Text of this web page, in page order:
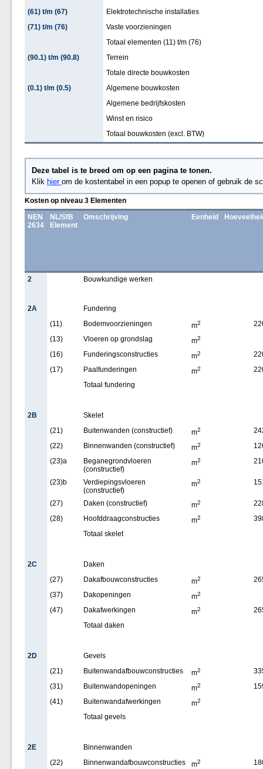
(61) t/m (67)
Elektrotechnische installaties
(71) t/m (76)
Vaste voorzieningen
Totaal elementen (11) t/m (76)
(90.1) t/m (90.8)
Terrein
Totale directe bouwkosten
(0.1) t/m (0.5)
Algemene bouwkosten
Algemene bedrijfskosten
Winst en risico
Totaal bouwkosten (excl. BTW)
Deze tabel is te breed om op een pagina te tonen.
Klik hier om de kostentabel in een popup te openen of gebruik de
Kosten op niveau 3 Elementen
NEN
2634
NL/SfB
Element
Omschrijving Eenheid
2 Bouwkundige werken
2A
Fundering
(11)
Bodemvoorzieningen m2
(13)
Vloeren op grondslag m2
(16) Funderingsconstructies m2
(17)
Paalfunderingen m2
Totaal fundering
2B
Skelet
(21)
Buitenwanden (constructief) m2
(22)
Binnenwanden (constructief) m2
(23)a
Beganegrondvloeren
(constructief)
m2
(23)b
Verdiepingsvloeren
(constructief)
m2
(27) Daken (constructief) m2
(28)
Hoofddraagconstructies m2
Totaal skelet
2C
Daken
(27)
Dakafbouwconstructies m2
(37)
Dakopeningen m2
(47) Dakafwerkingen m2
Totaal daken
2D
Gevels
(21)
Buitenwandafbouwconstructies m2
(31)
Buitenwandopeningen m2
(41)
Buitenwandafwerkingen m2
Totaal gevels
2E
Binnenwanden
(22)
Binnenwandafbouwconstructies m2